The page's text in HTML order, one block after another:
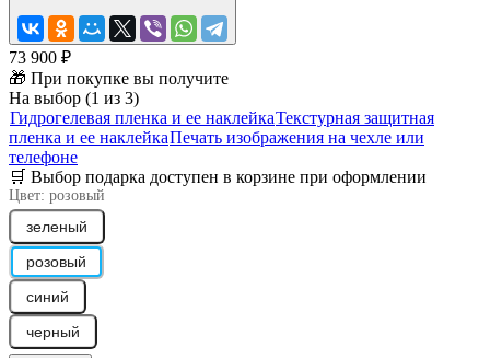
73 900 ₽
🎁 При покупке вы получите
На выбор (1 из 3)
Гидрогелевая пленка и ее наклейкаТекстурная защитная
пленка и ее наклейкаПечать изображения на чехле или
телефоне
🛒 Выбор подарка доступен в корзине при оформлении
Цвет: розовый
зеленый
розовый
синий
черный